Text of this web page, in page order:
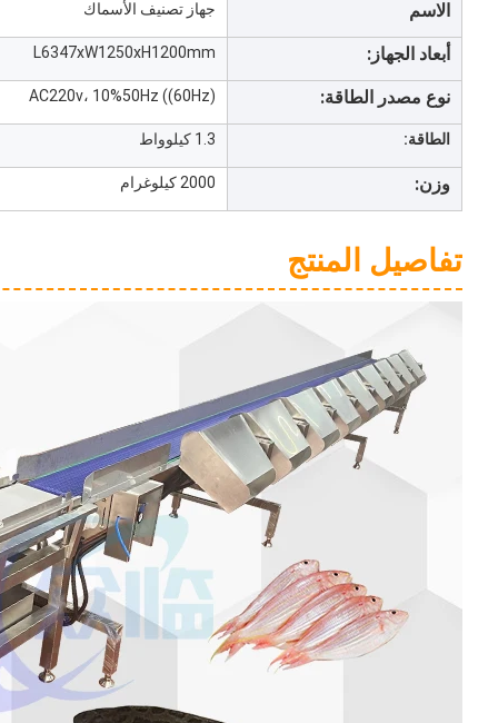
الاسم جهاز تصنيف الأسماك
أبعاد الجهاز: L6347xW1250xH1200mm
نوع مصدر الطاقة: AC220v، 10%50Hz ((60Hz)
الطاقة: 1.3 كيلوواط
وزن: 2000 كيلوغرام
تفاصيل المنتج